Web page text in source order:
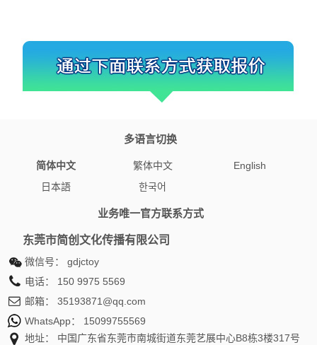
多语言切换
简体中文 繁体中文
English
日本語
한국어
业务唯一官方联系方式
东莞市简创文化传播有限公司
微信号： gdjctoy
电话： 150 9975 5569
邮箱： 35193871@qq.com
WhatsApp： 15099755569
地址： 中国广东省东莞市南城街道东莞艺展中心B8栋3楼317号